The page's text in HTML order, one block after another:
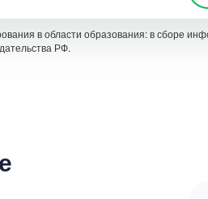
в области образования: в сборе
РФ.